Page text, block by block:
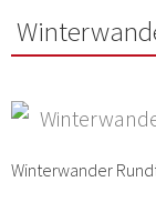
Winterwander